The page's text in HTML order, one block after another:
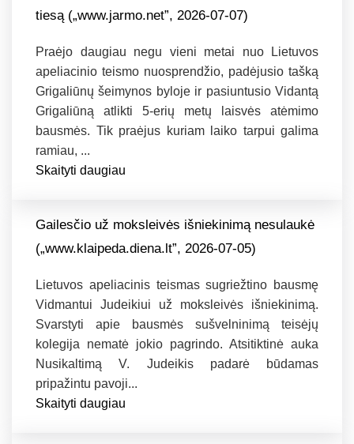
tiesą („www.jarmo.net”, 2026-07-07)
Praėjo daugiau negu vieni metai nuo Lietuvos
apeliacinio teismo nuosprendžio, padėjusio tašką
Grigaliūnų šeimynos byloje ir pasiuntusio Vidantą
Grigaliūną atlikti 5-erių metų laisvės atėmimo
bausmės. Tik praėjus kuriam laiko tarpui galima
ramiau, ...
Skaityti daugiau
Gailesčio už moksleivės išniekinimą nesulaukė
(„www.klaipeda.diena.lt”, 2026-07-05)
Lietuvos apeliacinis teismas sugriežtino bausmę
Vidmantui Judeikiui už moksleivės išniekinimą.
Svarstyti apie bausmės sušvelninimą teisėjų
kolegija nematė jokio pagrindo. Atsitiktinė auka
Nusikaltimą V. Judeikis padarė būdamas
pripažintu pavoji...
Skaityti daugiau